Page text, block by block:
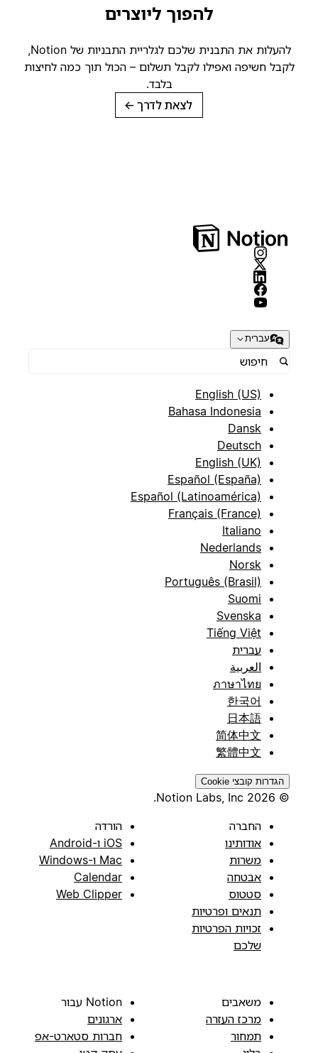
להפוך ליוצרים
להעלות את התבנית שלכם לגלריית התבניות של Notion,
לקבל חשיפה ואפילו לקבל תשלום – הכול תוך כמה לחיצות
בלבד.
לצאת לדרך →
עברית
English (US)
Bahasa Indonesia
Dansk
Deutsch
English (UK)
Español (España)
Español (Latinoamérica)
Français (France)
Italiano
Nederlands
Norsk
Português (Brasil)
Suomi
Svenska
Tiếng Việt
עברית
العربية
ภาษาไทย
한국어
日本語
简体中文
繁體中文
הגדרות קובצי Cookie
© 2026 Notion Labs, Inc.
החברה
אודותינו
משרות
אבטחה
סטטוס
תנאים ופרטיות
זכויות הפרטיות
שלכם
הורדה
iOS ו-Android
Mac ו-Windows
Calendar
Web Clipper
משאבים
מרכז העזרה
תמחור
Notion עבור
ארגונים
חברות סטארט-אפ